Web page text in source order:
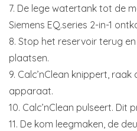
7. De lege watertank tot de
Siemens EQ.series 2-in-1
8. Stop het reservoir terug
plaatsen.
9. Calc’nClean knippert,
apparaat.
10. Calc’nClean pulseert.
11. De kom leegmaken, de